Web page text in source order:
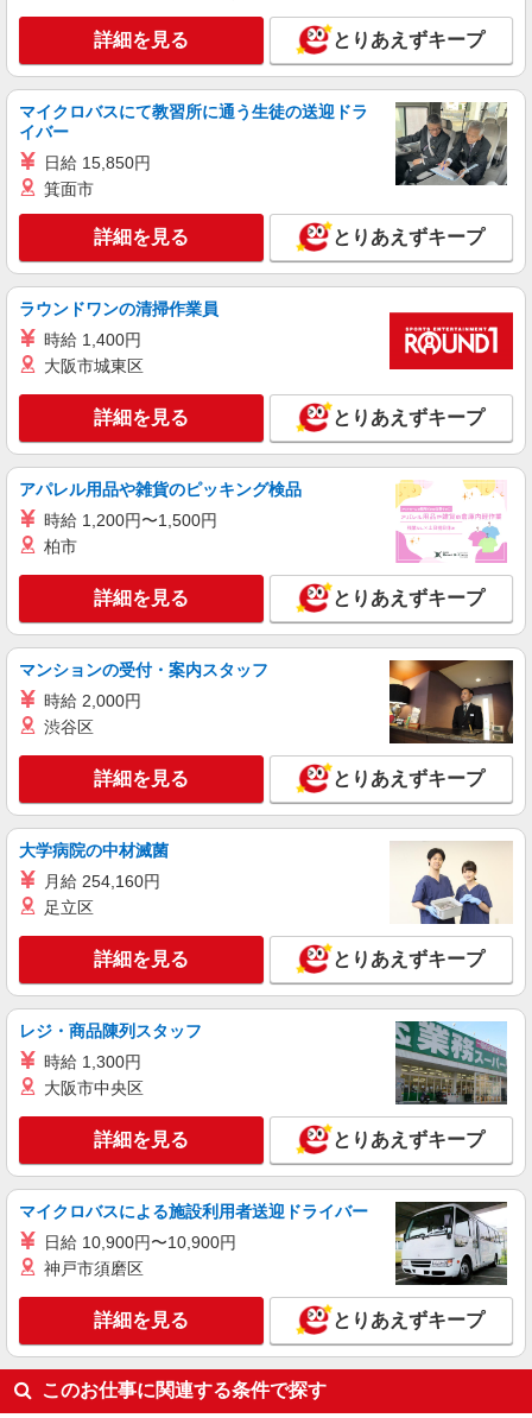
キープ 詳細を見る
派遣社員
株式会社パソナ・大阪/OKW6001156691
NEW
一般事務/特許・知財関係/データ入力
月給249600円 ★交通費規定に基づき交通費支
大阪府大阪市北区（大阪メトロ四つ橋線肥後橋
駅）
キープ
派遣社員
株式会社パソナ・大阪/OKW600117499401
NEW
一般事務/データ入力
月給220300円 ★交通費規定に基づき交通費支
給
大阪府大阪市北区（JR東西線新福島駅）
詳細を見る
株式会社パソナ・大阪/OKW600116968801
NEW
一般事務/データ入力/編集・校正
月給251100円 ★交通費規定に基づき交通費支
大阪府大阪市北区（大阪メトロ御堂筋線梅田
詳細を見る
派遣社員
株式会社パソナ・大阪/OKW6001176503
NEW
時給1550円 月収例：233000円 ★交通費規定に
基づき交通費支給
大阪府大阪市北区（大阪メトロ御堂筋線梅田
駅）
キープ 詳細を見る
株式会社パソナ・大阪(NO.600117647401)
NEW
一般事務
時給1800円 月収例：279000円 ★交通費規定に
基づき交通費支給
大阪府大阪市北区（大阪駅）
キープ 詳細を見る
派遣社員
株式会社パソナ・大阪/OKW6001169077
NEW
一般事務
詳細を見る とりあえずキープ
マイクロバスにて教習所に通う生徒の送迎ドラ
イバー
日給 15,850円
箕面市
詳細を見る とりあえずキープ
ラウンドワンの清掃作業員
時給 1,400円
大阪市城東区
詳細を見る とりあえずキープ
アパレル用品や雑貨のピッキング検品
時給 1,200円〜1,500円
柏市
詳細を見る とりあえずキープ
マンションの受付・案内スタッフ
時給 2,000円
渋谷区
詳細を見る とりあえずキープ
大学病院の中材滅菌
月給 254,160円
足立区
詳細を見る とりあえずキープ
レジ・商品陳列スタッフ
時給 1,300円
大阪市中央区
詳細を見る とりあえずキープ
マイクロバスによる施設利用者送迎ドライバー
日給 10,900円〜10,900円
神戸市須磨区
詳細を見る とりあえずキープ
このお仕事に関連する条件で探す